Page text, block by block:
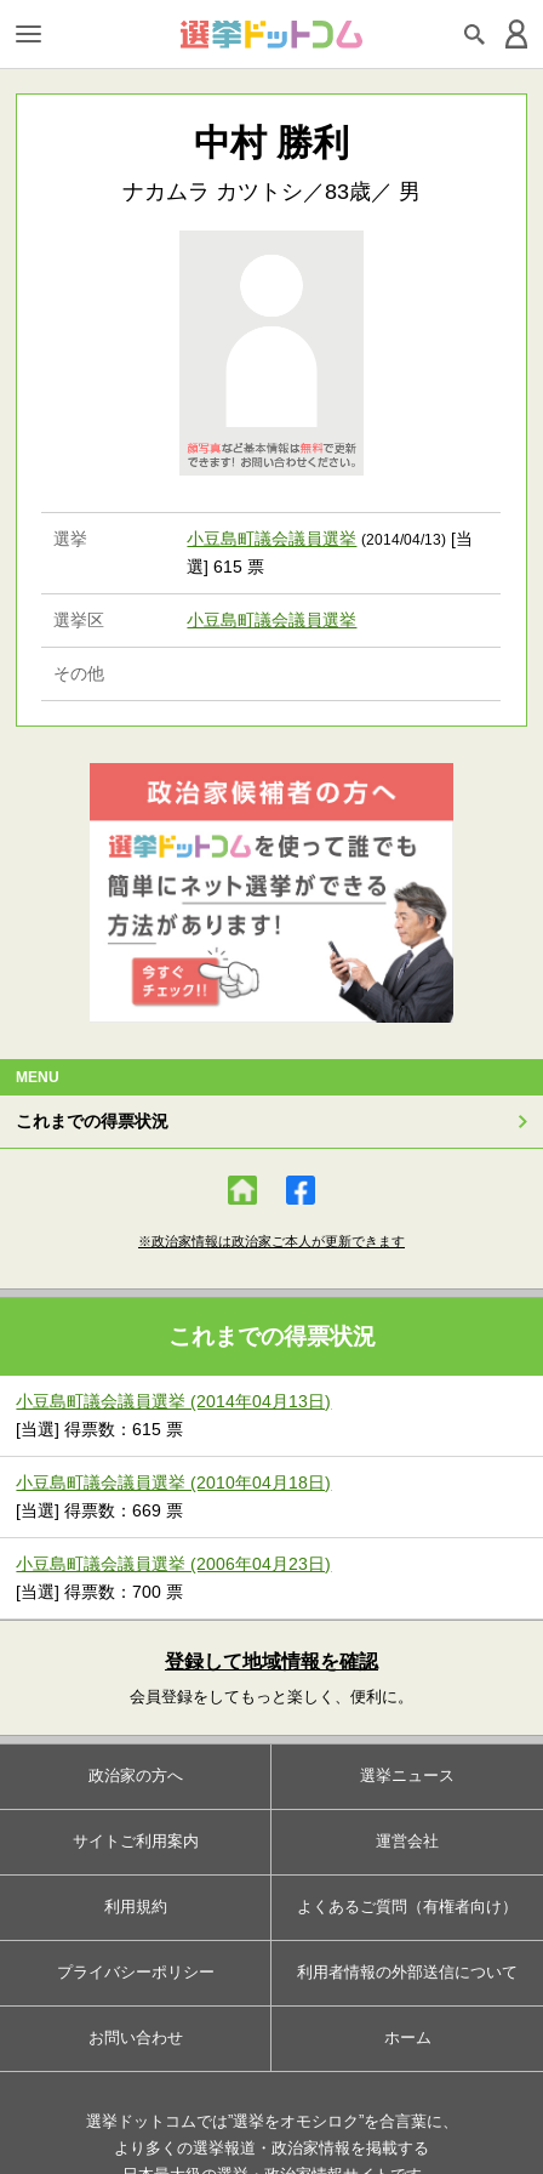
中村 勝利
ナカムラ カツトシ／83歳／ 男
選挙 小豆島町議会議員選挙 (2014/04/13) [当
選] 615 票
選挙区 小豆島町議会議員選挙
その他
MENU
これまでの得票状況
※政治家情報は政治家ご本人が更新できます
これまでの得票状況
小豆島町議会議員選挙 (2014年04月13日)
[当選] 得票数：615 票
小豆島町議会議員選挙 (2010年04月18日)
[当選] 得票数：669 票
小豆島町議会議員選挙 (2006年04月23日)
[当選] 得票数：700 票
登録して地域情報を確認
会員登録をしてもっと楽しく、便利に。
政治家の方へ 選挙ニュース
サイトご利用案内 運営会社
利用規約 よくあるご質問（有権者向け）
プライバシーポリシー 利用者情報の外部送信について
お問い合わせ ホーム
選挙ドットコムでは”選挙をオモシロク”を合言葉に、
より多くの選挙報道・政治家情報を掲載する